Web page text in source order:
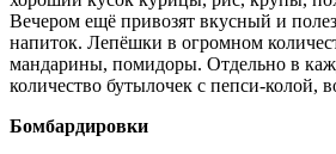
Вечером ещё привозят вкусный и
напиток. Лепёшки в огромном
мандарины, помидоры. Отдельно в
количество бутылочек с пепси-колой,
Бомбардировки